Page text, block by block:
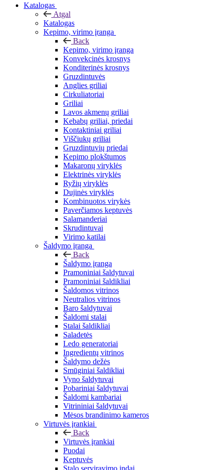
Katalogas
Atgal
Katalogas
Kepimo, virimo įranga
Back
Kepimo, virimo įranga
Konvekcinės krosnys
Konditerinės krosnys
Gruzdintuvės
Anglies griliai
Cirkuliatoriai
Griliai
Lavos akmenų griliai
Kebabų griliai, priedai
Kontaktiniai griliai
Viščiukų griliai
Gruzdintuvių priedai
Kepimo plokštumos
Makaronų viryklės
Elektrinės viryklės
Ryžių viryklės
Dujinės viryklės
Kombinuotos virykės
Paverčiamos keptuvės
Salamanderiai
Skrudintuvai
Virimo katilai
Šaldymo įranga
Back
Šaldymo įranga
Pramoniniai šaldytuvai
Pramoniniai šaldikliai
Šaldomos vitrinos
Neutralios vitrinos
Baro šaldytuvai
Šaldomi stalai
Stalai šaldikliai
Saladetės
Ledo generatoriai
Ingredientų vitrinos
Šaldymo dežės
Smūginiai šaldikliai
Vyno šaldytuvai
Pobariniai šaldytuvai
Šaldomi kambariai
Vitrininiai šaldytuvai
Mėsos brandinimo kameros
Virtuvės įrankiai
Back
Virtuvės įrankiai
Puodai
Keptuvės
Stalo serviravimo indai